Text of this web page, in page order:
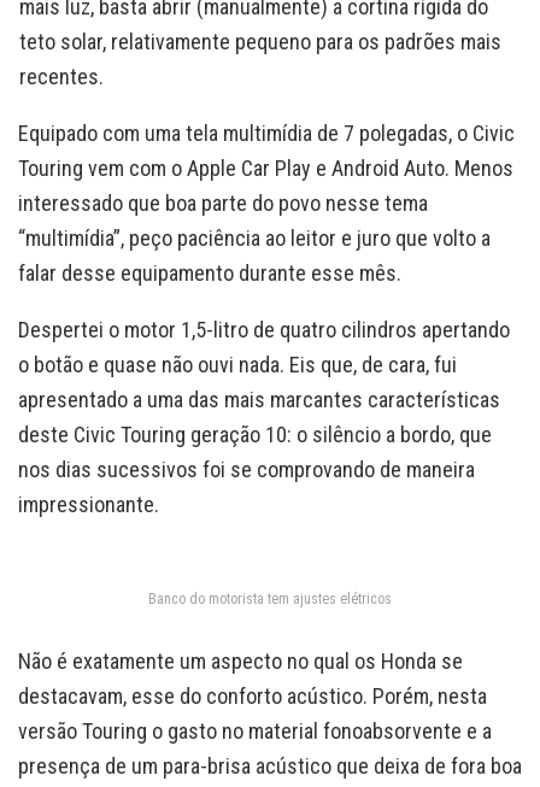
mais luz, basta abrir (manualmente) a cortina rígida do
teto solar, relativamente pequeno para os padrões mais
recentes.
Equipado com uma tela multimídia de 7 polegadas, o Civic
Touring vem com o Apple Car Play e Android Auto. Menos
interessado que boa parte do povo nesse tema
“multimídia”, peço paciência ao leitor e juro que volto a
falar desse equipamento durante esse mês.
Despertei o motor 1,5-litro de quatro cilindros apertando
o botão e quase não ouvi nada. Eis que, de cara, fui
apresentado a uma das mais marcantes características
deste Civic Touring geração 10: o silêncio a bordo, que
nos dias sucessivos foi se comprovando de maneira
impressionante.
Banco do motorista tem ajustes elétricos
Não é exatamente um aspecto no qual os Honda se
destacavam, esse do conforto acústico. Porém, nesta
versão Touring o gasto no material fonoabsorvente e a
presença de um para-brisa acústico que deixa de fora boa